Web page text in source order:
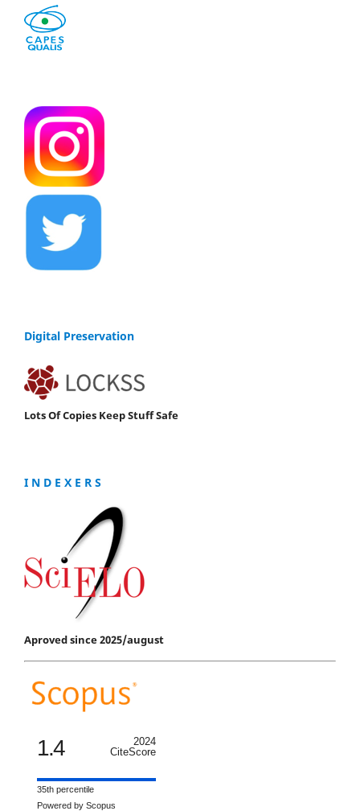
Digital Preservation
Lots Of Copies Keep Stuff Safe
I N D E X E R S
Aproved since 2025/august
1.4
2024
CiteScore
35th percentile
Powered by Scopus